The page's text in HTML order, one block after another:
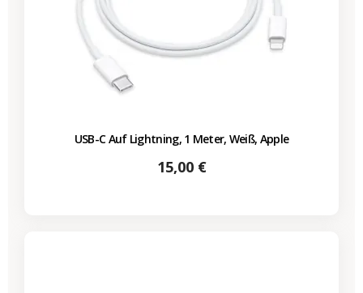
USB-C Auf Lightning, 1 Meter, Weiß, Apple
Preis
15,00 €